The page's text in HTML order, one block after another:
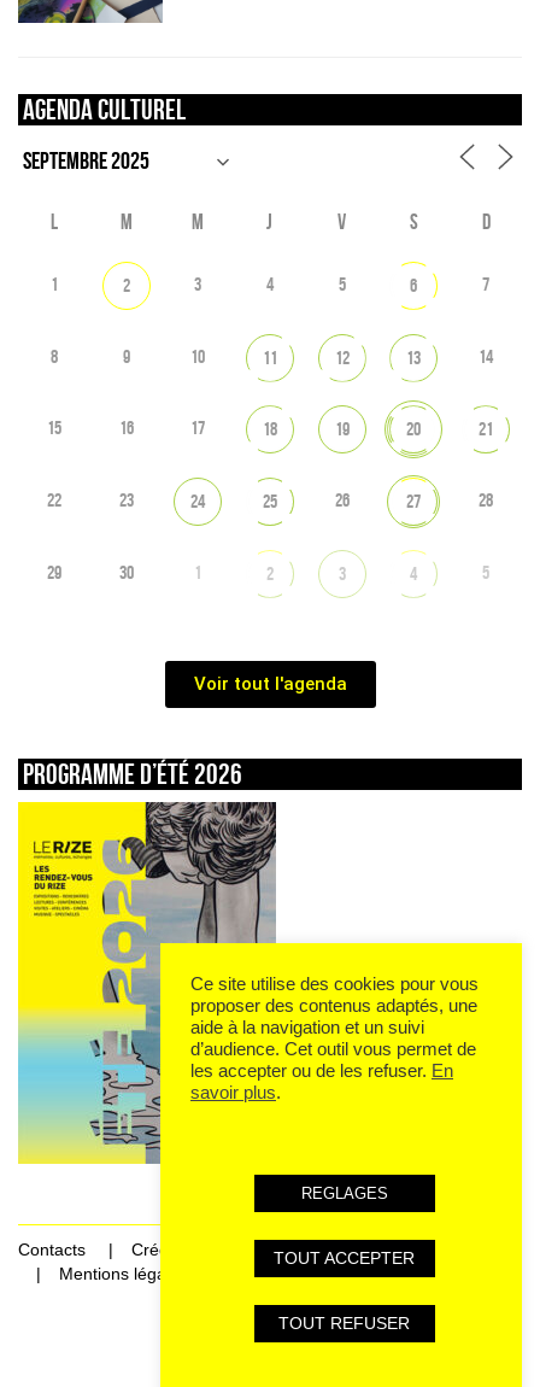
Agenda culturel
L M M J V S D
1 2 3 4 5 6 7
8 9 10 11 12 13 14
15 16 17 18 19 20 21
22 23 24 25 26 27 28
29 30 1 2 3 4 5
Voir tout l'agenda
Programme d’été 2026
Contacts
Crédits
Mentions légales et données personnelles
Ce site utilise des cookies pour vous
proposer des contenus adaptés, une
aide à la navigation et un suivi
d’audience. Cet outil vous permet de
les accepter ou de les refuser. En
savoir plus.
REGLAGES
TOUT ACCEPTER
TOUT REFUSER